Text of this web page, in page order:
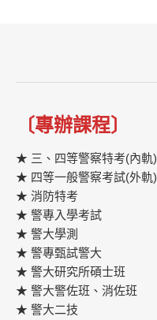
〔專辦課程〕
★ 三、四等警察特考(內軌)
★ 四等一般警察考試(外軌)
★ 消防特考
★ 警專入學考試
★ 警大學測
★ 警專甄試警大
★ 警大研究所碩士班
★ 警大警佐班、消佐班
★ 警大二技